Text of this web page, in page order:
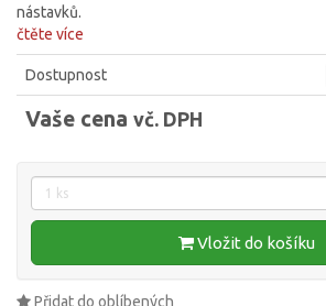
nástavků.
čtěte více
Dostupnost
Vaše cena vč. DPH
Vložit do košíku
Přidat do oblíbených